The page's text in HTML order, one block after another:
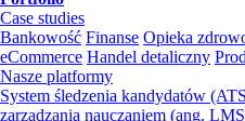
Case studies
Bankowość Finanse Opieka
eCommerce Handel detaliczny
Nasze platformy
System śledzenia kandydatów
zarządzania nauczaniem (ang.